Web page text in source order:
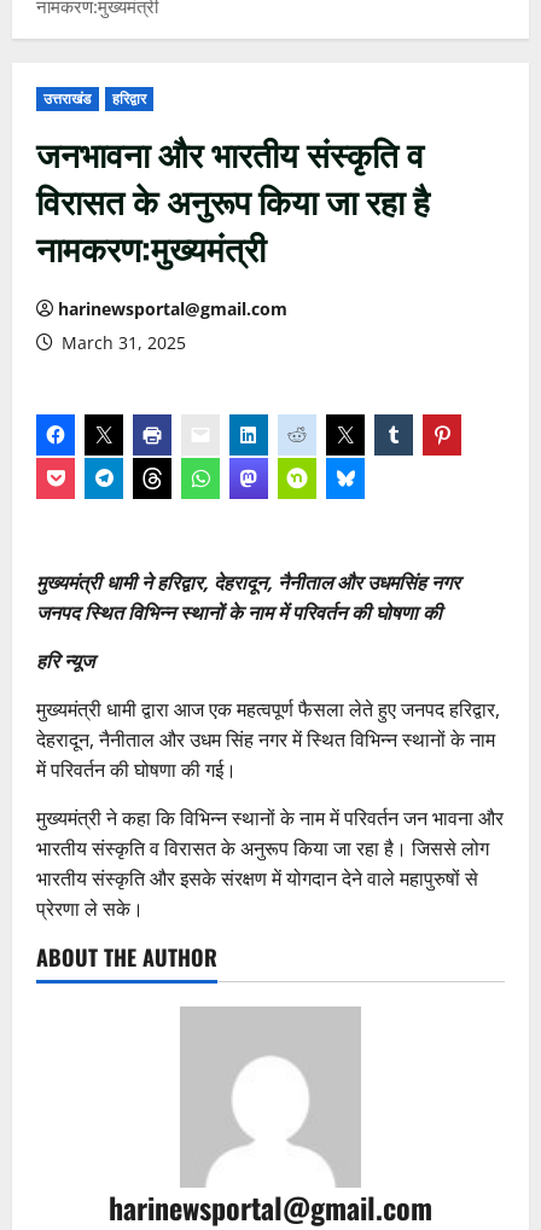
नामकरण:मुख्यमंत्री
उत्तराखंड हरिद्वार
जनभावना और भारतीय संस्कृति व
विरासत के अनुरूप किया जा रहा है
नामकरण:मुख्यमंत्री
harinewsportal@gmail.com
March 31, 2025
मुख्यमंत्री धामी ने हरिद्वार, देहरादून, नैनीताल और उधमसिंह नगर
जनपद स्थित विभिन्न स्थानों के नाम में परिवर्तन की घोषणा की
हरि न्यूज
मुख्यमंत्री धामी द्वारा आज एक महत्वपूर्ण फैसला लेते हुए जनपद हरिद्वार,
देहरादून, नैनीताल और उधम सिंह नगर में स्थित विभिन्न स्थानों के नाम
में परिवर्तन की घोषणा की गई।
मुख्यमंत्री ने कहा कि विभिन्न स्थानों के नाम में परिवर्तन जन भावना और
भारतीय संस्कृति व विरासत के अनुरूप किया जा रहा है। जिससे लोग
भारतीय संस्कृति और इसके संरक्षण में योगदान देने वाले महापुरुषों से
प्रेरणा ले सके।
ABOUT THE AUTHOR
harinewsportal@gmail.com